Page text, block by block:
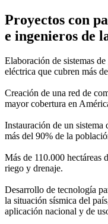
Proyectos con
e ingenieros de
Elaboración de sistemas
eléctrica que cubren más
Creación de una red de
mayor cobertura en
Instauración de un sistema
más del 90% de la
Más de 110.000 hectáreas
riego y drenaje.
Desarrollo de tecnología
la situación sísmica del
aplicación nacional y de